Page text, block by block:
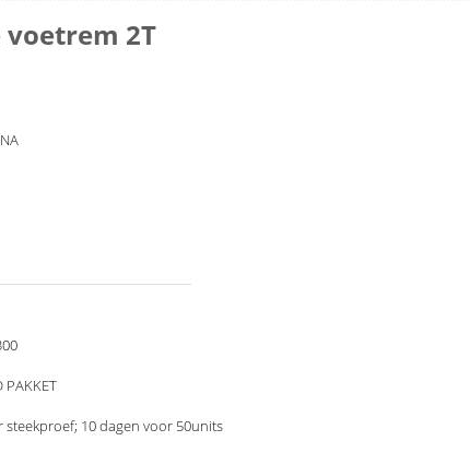
voetrem 2T
PAKKET
steekproef; 10 dagen voor 50units